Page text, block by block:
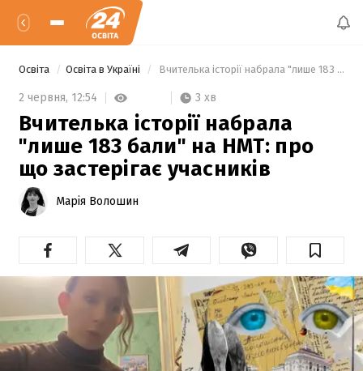
Освіта Освіта в Україні Вчителька історії набрала "лише 183 бали" на НМТ: про що застерігає учасників
2 червня, 12:54 3 хв
Вчителька історії набрала
"лише 183 бали" на НМТ: про
що застерігає учасників
Марія Волошин